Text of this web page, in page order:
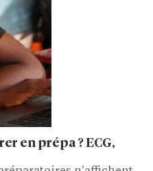
en prépa ? ECG,